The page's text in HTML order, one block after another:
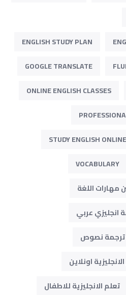
ENGLISH STUDY PLAN
GOOGLE TRANSLATE
ONLINE ENGLISH CLASSES
STUDY ENGLISH
VOCABULARY
اللغة
انجليزي عربي
ترجمة نصوص
اونلاين
تعلم الانجليزية للاطفال